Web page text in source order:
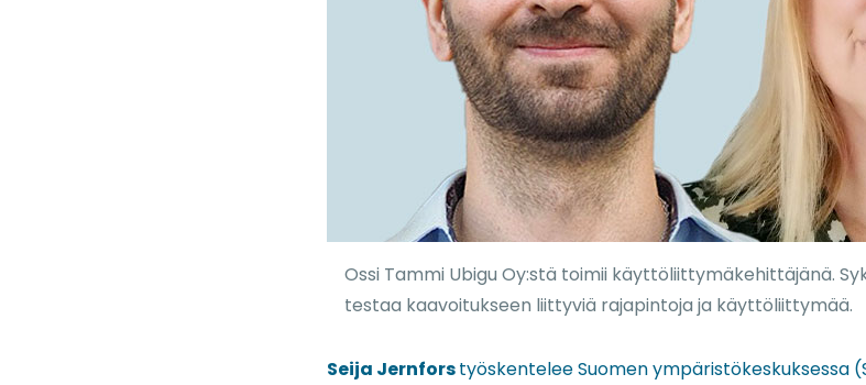
Ossi Tammi Ubigu Oy:stä toimii käyttöliittymäkehittäjänä.
testaa kaavoitukseen liittyviä rajapintoja ja käyttöliittymää.
Seija Jernforstyöskentelee Suomen ympäristökeskuksessa